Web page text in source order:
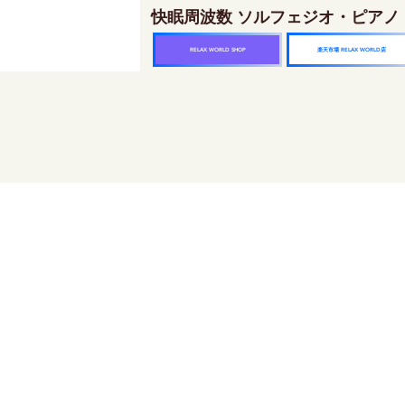
快眠周波数 ソルフェジオ・ピア
RELAX WORLD SHOP 楽天市場 RELAX WORLD店